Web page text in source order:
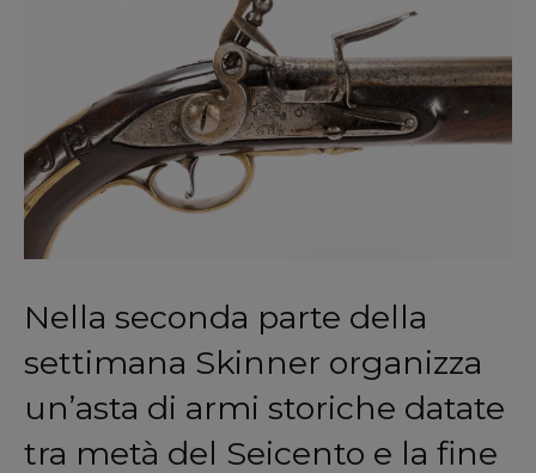
Nella seconda parte della
settimana Skinner organizza
un’asta di armi storiche datate
tra metà del Seicento e la fine